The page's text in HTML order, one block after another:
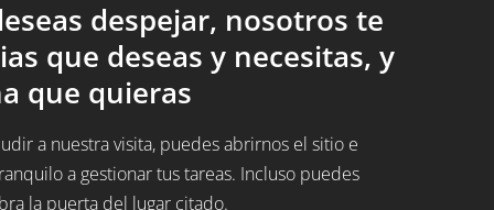
despejar, nosotros te
que deseas y necesitas, y
que quieras
a nuestra visita, puedes abrirnos el sitio e
a gestionar tus tareas. Incluso puedes
la puerta del lugar citado.